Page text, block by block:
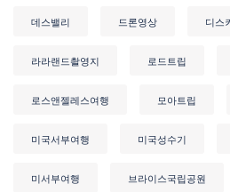
데스밸리 드론영상 디스
라라랜드촬영지 로드트립
로스앤젤레스여행 모아트립
미국서부여행 미국성수기
미서부여행 브라이스국립공원